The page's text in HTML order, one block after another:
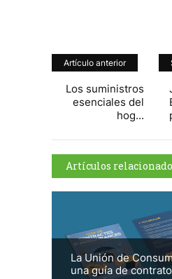
Artículo anterior
Los suministros
esenciales del
hog...
Artículos
La Unión de
una guía de